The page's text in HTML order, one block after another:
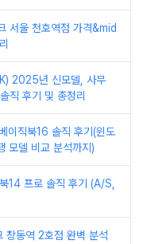
서울 천호역점 가격&mid
2025년 신모델, 사무
직 후기 및 총정리
이직북16 솔직 후기(윈도
모델 비교 분석까지)
14 프로 솔직 후기 (A/S,
창동역 2호점 완벽 분석